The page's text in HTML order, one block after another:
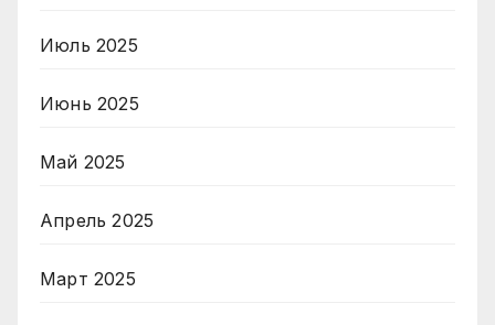
Июль 2025
Июнь 2025
Май 2025
Апрель 2025
Март 2025